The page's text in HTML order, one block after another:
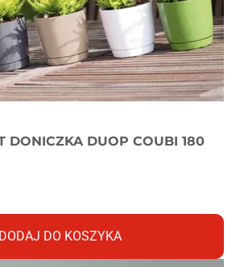
DONICZKA DUOP COUBI 180
DODAJ DO KOSZYKA